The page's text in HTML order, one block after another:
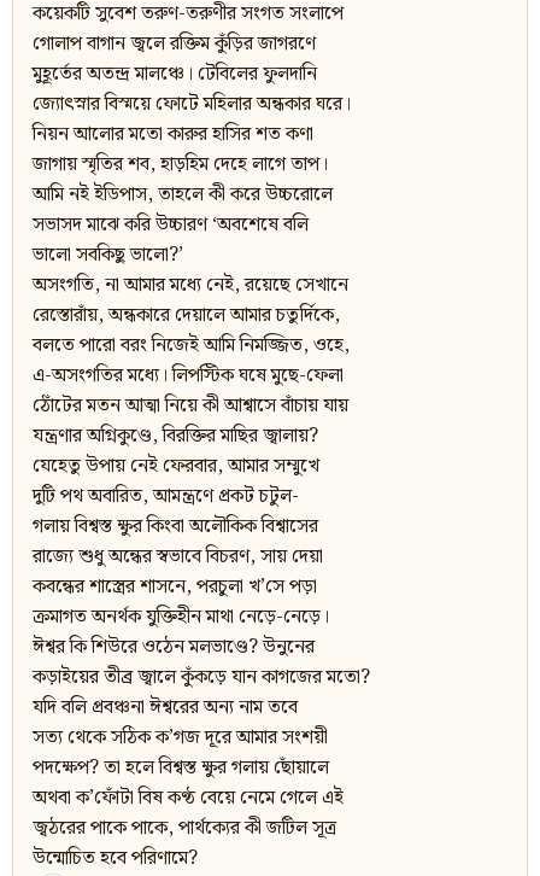
কয়েকটি সুবেশ তরুণ-তরুণীর সংগত সংলাপে
গোলাপ বাগান জ্বলে রক্তিম কুঁড়ির জাগরণে
মুহূর্তের অতন্দ্র মালঞ্চে। টেবিলের ফুলদানি
জ্যোৎস্নার বিস্ময়ে ফোটে মহিলার অন্ধকার ঘরে।
নিয়ন আলোর মতো কারুর হাসির শত কণা
জাগায় স্মৃতির শব, হাড়হিম দেহে লাগে তাপ।
আমি নই ইডিপাস, তাহলে কী করে উচ্চরোলে
সভাসদ মাঝে করি উচ্চারণ ‘অবশেষে বলি
ভালো সবকিছু ভালো?’
অসংগতি, না আমার মধ্যে নেই, রয়েছে সেখানে
রেস্তোরাঁয়, অন্ধকারে দেয়ালে আমার চতুর্দিকে,
বলতে পারো বরং নিজেই আমি নিমজ্জিত, ওহে,
এ-অসংগতির মধ্যে। লিপস্টিক ঘষে মুছে-ফেলা
ঠোঁটের মতন আত্মা নিয়ে কী আশ্বাসে বাঁচায় যায়
যন্ত্রণার অগ্নিকুণ্ডে, বিরক্তির মাছির জ্বালায়?
যেহেতু উপায় নেই ফেরবার, আমার সম্মুখে
দুটি পথ অবারিত, আমন্ত্রণে প্রকট চটুল-
গলায় বিশ্বস্ত ক্ষুর কিংবা অলৌকিক বিশ্বাসের
রাজ্যে শুধু অন্ধের স্বভাবে বিচরণ, সায় দেয়া
কবন্ধের শাস্ত্রের শাসনে, পরচুলা খ’সে পড়া
ক্রমাগত অনর্থক যুক্তিহীন মাথা নেড়ে-নেড়ে।
ঈশ্বর কি শিউরে ওঠেন মলভাণ্ডে? উনুনের
কড়াইয়ের তীব্র জ্বালে কুঁকড়ে যান কাগজের মতো?
যদি বলি প্রবঞ্চনা ঈশ্বরের অন্য নাম তবে
সত্য থেকে সঠিক ক’গজ দূরে আমার সংশয়ী
পদক্ষেপ? তা হলে বিশ্বস্ত ক্ষুর গলায় ছোঁয়ালে
অথবা ক’ফোঁটা বিষ কণ্ঠ বেয়ে নেমে গেলে এই
জ্বঠরের পাকে পাকে, পার্থক্যের কী জটিল সূত্র
উন্মোচিত হবে পরিণামে?